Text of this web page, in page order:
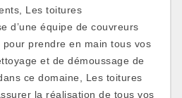
Les toitures
d’une équipe de couvreurs
prendre en main tous vos
et de démoussage de
ce domaine, Les toitures
la réalisation de tous vos